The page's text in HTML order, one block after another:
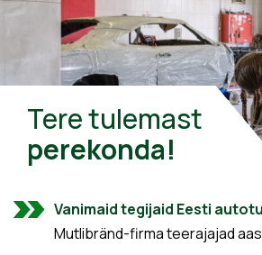
Tere tulemast
perekonda!
Vanimaid tegijaid Eesti
Mutlibränd-firma teerajajad